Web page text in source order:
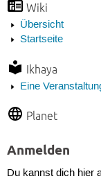
Wiki
Übersicht
Startseite
Ikhaya
Eine
Planet
Anmelden
Du kannst dich hier